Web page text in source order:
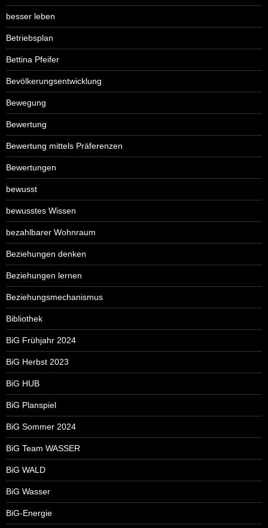
besser leben
Betriebsplan
Bettina Pfeifer
Bevölkerungsentwicklung
Bewegung
Bewertung
Bewertung mittels Präferenzen
Bewertungen
bewusst
bewusstes Wissen
bezahlbarer Wohnraum
Beziehungen denken
Beziehungen lernen
Beziehungsmechanismus
Bibliothek
BiG Frühjahr 2024
BiG Herbst 2023
BiG HUB
BiG Planspiel
BiG Sommer 2024
BiG Team WASSER
BiG WALD
BiG Wasser
BiG-Energie